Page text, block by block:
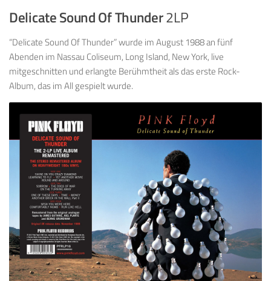
Delicate Sound Of Thunder2LP
“Delicate Sound Of Thunder” wurde im August 1988 an fünf
Abenden im Nassau Coliseum, Long Island, New York, live
mitgeschnitten und erlangte Berühmtheit als das erste Rock-
Album, das im All gespielt wurde.